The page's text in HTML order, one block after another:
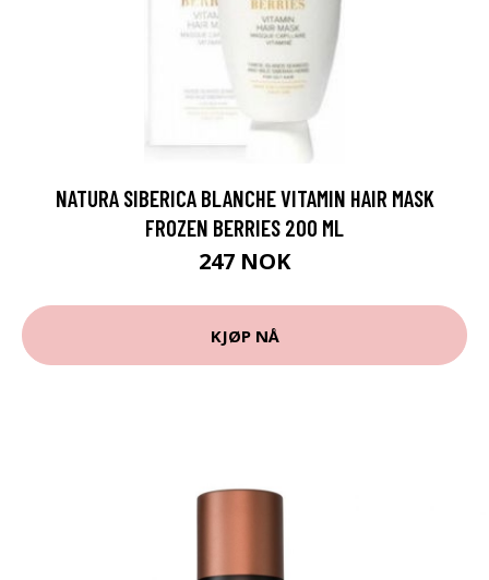
NATURA SIBERICA BLANCHE VITAMIN HAIR MASK
FROZEN BERRIES 200 ML
247 NOK
KJØP NÅ